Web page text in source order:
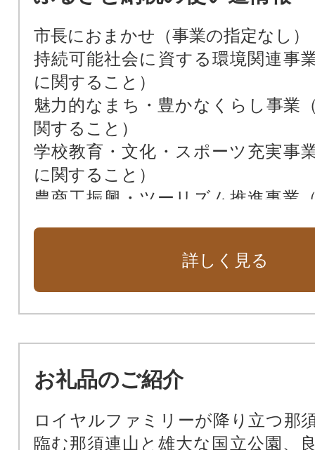
市長におまかせ（事業の指定なし）
持続可能社会に資する環境関連事
に関すること）
魅力的なまち・豊かなくらし事業
関すること）
学校教育・文化・スポーツ充実事
に関すること）
農商工振興・ツーリズム推進事業
詳しく見る
お礼品のご紹介
ロイヤルファミリーが降り立つ那
臨む那須連山と雄大な国立公園、